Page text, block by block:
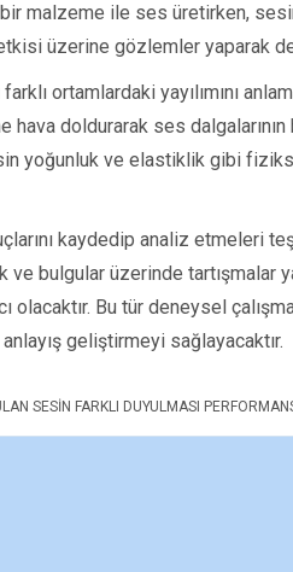
bir malzeme ile ses üretirken,
üzerine gözlemler yaparak
ortamlardaki yayılımını
doldurarak ses dalgalarının
yoğunluk ve elastiklik gibi
kaydedip analiz etmeleri
bulgular üzerinde tartışmalar
Bu tür deneysel
anlayış geliştirmeyi sağlayacaktır.
SESIN FARKLI DUYULMASI